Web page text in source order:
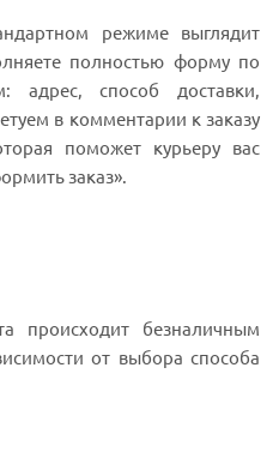
режиме выглядит
полностью форму по
адрес, способ доставки,
в комментарии к заказу
поможет курьеру вас
заказ».
происходит безналичным
от выбора способа